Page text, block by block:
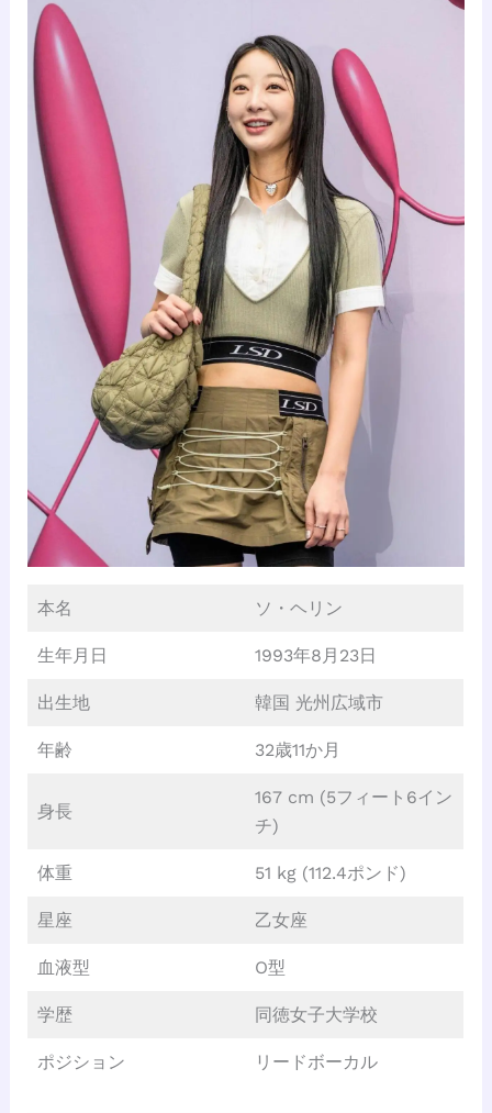
本名 ソ・ヘリン
生年月日 1993年8月23日
出生地 韓国 光州広域市
年齢 32歳11か月
身長
167 cm (5フィート6イン
チ)
体重 51 kg (112.4ポンド)
星座 乙女座
血液型 O型
学歴 同徳女子大学校
ポジション リードボーカル